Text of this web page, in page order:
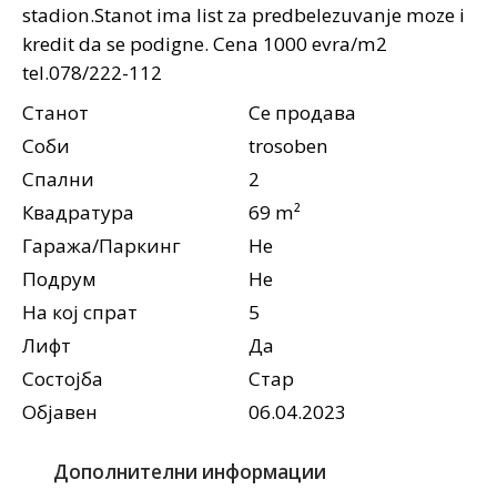
stadion.Stanot ima list za predbelezuvanje moze i
kredit da se podigne. Cena 1000 evra/m2
tel.078/222-112
Станот
Се продава
Соби
trosoben
Спални
2
Квадратура
69 m²
Гаража/Паркинг
Не
Подрум
Не
На кој спрат
5
Лифт
Да
Состојба
Стар
Објавен
06.04.2023
Дополнителни информации